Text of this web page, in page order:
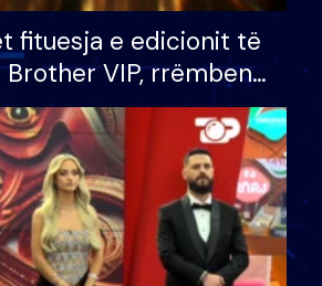
fituesja e edicionit të
VIP, rrëmben
prej 100 mijë eurosh